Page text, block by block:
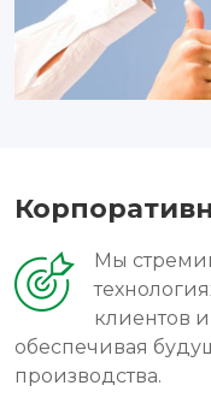
Мы
клиентов
обеспечивая
производства.